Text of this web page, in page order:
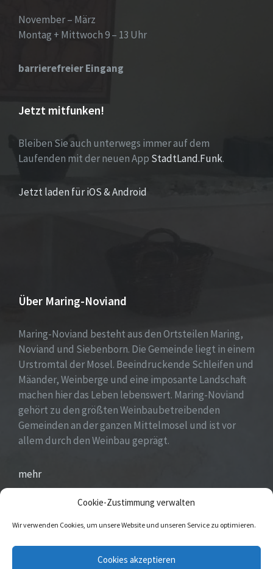
Cookie-Zustimmung verwalten
Wir verwenden Cookies, um unsere Website und unseren Service zu optimieren.
Cookies akzeptieren
November – März
Montag + Mittwoch 9 – 13 Uhr
barrierefreier Eingang
Jetzt mitfunken!
Bleiben Sie auch unterwegs immer auf dem
Laufenden mit der neuen App StadtLand.Funk.
Jetzt laden für iOS & Android
Über Maring-Noviand
Maring-Noviand besteht aus den Ortsteilen Maring,
Noviand und Siebenborn. Die Gemeinde liegt in einem
Urstromtal der Mosel. Beeindruckende Schleifen und
Mäander, Weinberge und eine imposante Landschaft
machen hier das Leben lebenswert. Maring-Noviand
gehört zu den größten Weinbaubetreibenden
Gemeinden an der ganzen Mittelmosel und ist vor
allem durch den Weinbau geprägt.
mehr